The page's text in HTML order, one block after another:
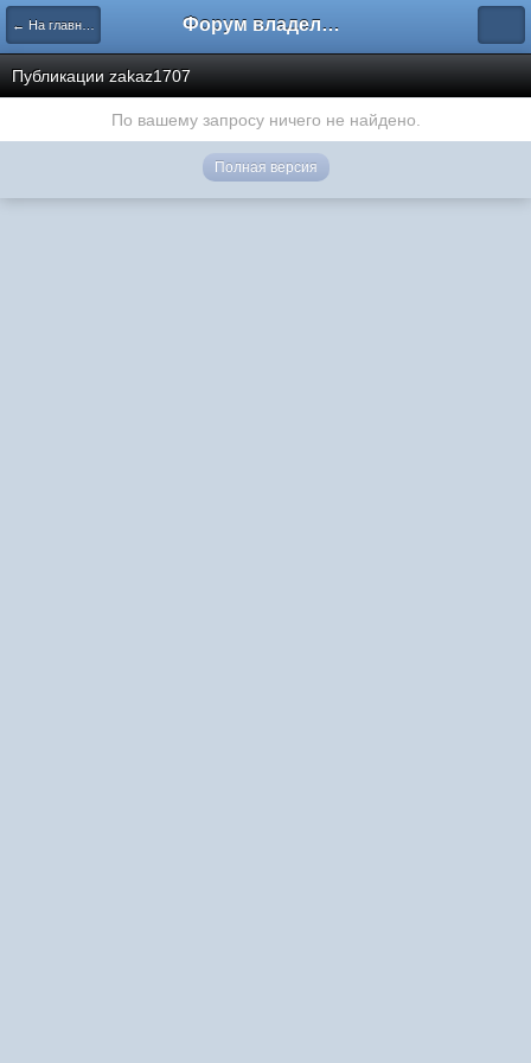
← На главную Форум владельцев интернет-магазинов
Публикации zakaz1707
По вашему запросу ничего не найдено.
Полная версия